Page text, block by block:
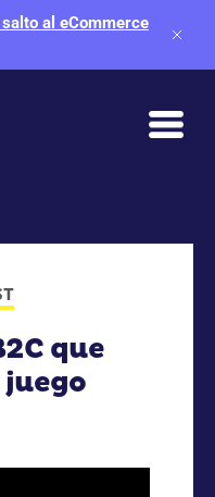
salto al eCommerce
que